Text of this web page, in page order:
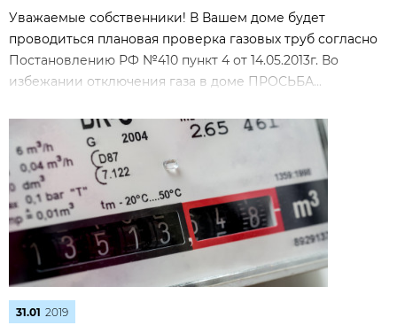
Уважаемые собственники! В Вашем доме будет
проводиться плановая проверка газовых труб согласно
Постановлению РФ №410 пункт 4 от 14.05.2013г. Во
избежании отключения газа в доме ПРОСЬБА...
31.01 2019